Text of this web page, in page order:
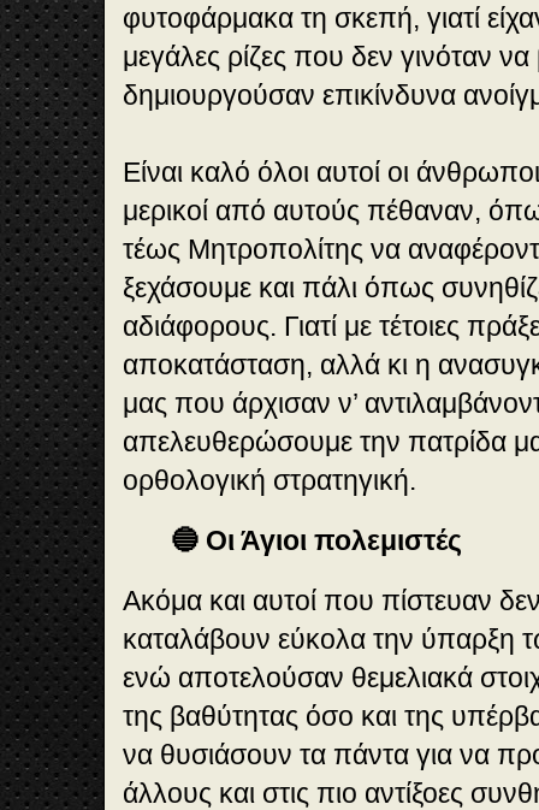
φυτοφάρμακα τη σκεπή, γιατί
μεγάλες ρίζες που δεν γινόταν να
δημιουργούσαν επικίνδυνα
Είναι καλό όλοι αυτοί οι
μερικοί από αυτούς πέθαναν,
τέως Μητροπολίτης να
ξεχάσουμε και πάλι όπως
αδιάφορους. Γιατί με τέτοιες
αποκατάσταση, αλλά κι η
μας που άρχισαν ν’
απελευθερώσουμε την πατρίδα
ορθολογική στρατηγική.
🔵 Οι Άγιοι πολεμιστές
Ακόμα και αυτοί που πίστευαν
καταλάβουν εύκολα την ύπαρξη
ενώ αποτελούσαν θεμελιακά
της βαθύτητας όσο και της
να θυσιάσουν τα πάντα για να
άλλους και στις πιο αντίξοες